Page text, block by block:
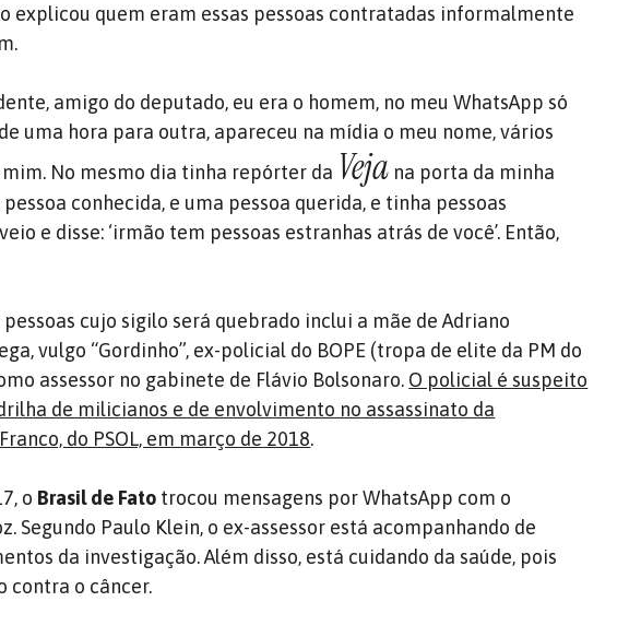
explicou quem eram essas pessoas contratadas informalmente
amigo do deputado, eu era o homem, no meu WhatsApp só
uma hora para outra, apareceu na mídia o meu nome, vários
No mesmo dia tinha repórter da Veja na porta da minha
pessoa conhecida, e uma pessoa querida, e tinha pessoas
e disse: ‘irmão tem pessoas estranhas atrás de você’. Então,
pessoas cujo sigilo será quebrado inclui a mãe de Adriano
vulgo “Gordinho”, ex-policial do BOPE (tropa de elite da PM do
assessor no gabinete de Flávio Bolsonaro. O policial é suspeito
de milicianos e de envolvimento no assassinato da
do PSOL, em março de 2018.
o Brasil de Fato trocou mensagens por WhatsApp com o
Segundo Paulo Klein, o ex-assessor está acompanhando de
da investigação. Além disso, está cuidando da saúde, pois
contra o câncer.